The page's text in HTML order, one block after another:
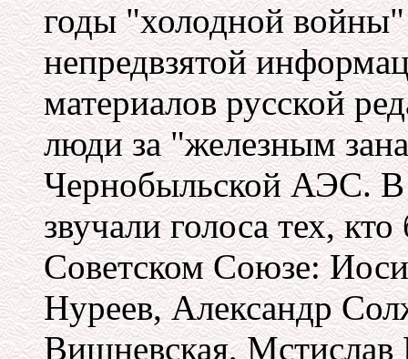
годы "холодной
непредвзятой
материалов русской
люди за "железным
Чернобыльской АЭС.
звучали голоса тех,
Советском Союзе:
Нуреев, Александр
Вишневская, Мстислав